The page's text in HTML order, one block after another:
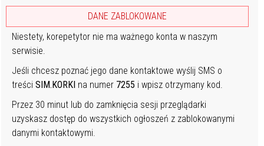
DANE ZABLOKOWANE
Niestety, korepetytor nie ma ważnego konta w naszym
serwisie.
Jeśli chcesz poznać jego dane kontaktowe wyślij SMS o
treściSIM.KORKI na numer 7255 i wpisz otrzymany kod.
Przez 30 minut lub do zamknięcia sesji przeglądarki
uzyskasz dostęp do wszystkich ogłoszeń z zablokowanymi
danymi kontaktowymi.